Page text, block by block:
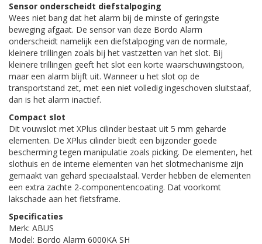
Sensor onderscheidt diefstalpoging
Wees niet bang dat het alarm bij de minste of geringste
beweging afgaat. De sensor van deze Bordo Alarm
onderscheidt namelijk een diefstalpoging van de normale,
kleinere trillingen zoals bij het vastzetten van het slot. Bij
kleinere trillingen geeft het slot een korte waarschuwingstoon,
maar een alarm blijft uit. Wanneer u het slot op de
transportstand zet, met een niet volledig ingeschoven sluitstaaf,
dan is het alarm inactief.
Compact slot
Dit vouwslot met XPlus cilinder bestaat uit 5 mm geharde
elementen. De XPlus cilinder biedt een bijzonder goede
bescherming tegen manipulatie zoals picking. De elementen, het
slothuis en de interne elementen van het slotmechanisme zijn
gemaakt van gehard speciaalstaal. Verder hebben de elementen
een extra zachte 2-componentencoating. Dat voorkomt
lakschade aan het fietsframe.
Specificaties
Merk: ABUS
Model: Bordo Alarm 6000KA SH